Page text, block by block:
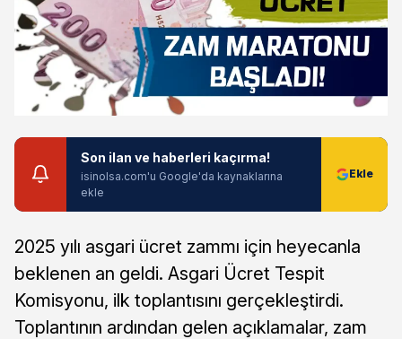
Son ilan ve haberleri kaçırma!
isinolsa.com'u Google'da kaynaklarına
ekle
2025 yılı asgari ücret zammı için heyecanla
beklenen an geldi. Asgari Ücret Tespit
Komisyonu, ilk toplantısını gerçekleştirdi.
Toplantının ardından gelen açıklamalar, zam